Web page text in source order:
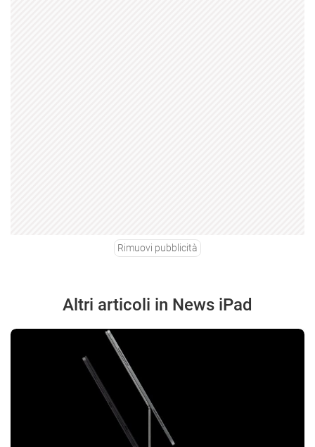
Rimuovi pubblicità
Altri articoli in News iPad